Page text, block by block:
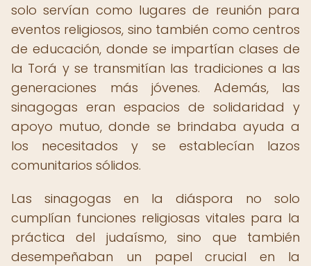
solo servían como lugares de reunión para
eventos religiosos, sino también como centros
de educación, donde se impartían clases de
la Torá y se transmitían las tradiciones a las
generaciones más jóvenes. Además, las
sinagogas eran espacios de solidaridad y
apoyo mutuo, donde se brindaba ayuda a
los necesitados y se establecían lazos
comunitarios sólidos.
Las sinagogas en la diáspora no solo
cumplían funciones religiosas vitales para la
práctica del judaísmo, sino que también
desempeñaban un papel crucial en la